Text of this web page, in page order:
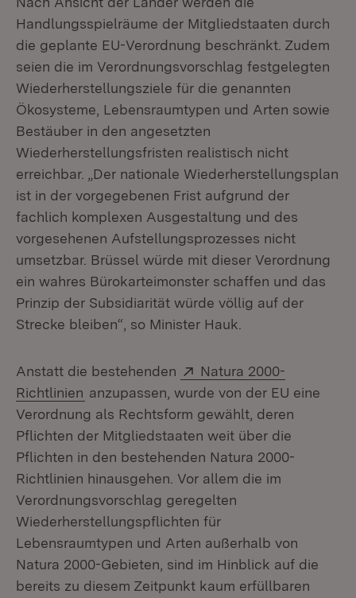
Handlungsspielräume der Mitgliedstaaten durch
die geplante EU-Verordnung beschränkt. Zudem
seien die im Verordnungsvorschlag festgelegten
Wiederherstellungsziele für die genannten
Ökosysteme, Lebensraumtypen und Arten sowie
Bestäuber in den angesetzten
Wiederherstellungsfristen realistisch nicht
erreichbar. „Der nationale Wiederherstellungsplan
ist in der vorgegebenen Frist aufgrund der
fachlich komplexen Ausgestaltung und des
vorgesehenen Aufstellungsprozesses nicht
umsetzbar. Brüssel würde mit dieser Verordnung
ein wahres Bürokarteimonster schaffen und das
Prinzip der Subsidiarität würde völlig auf der
Strecke bleiben“, so Minister Hauk.
Anstatt die bestehenden Extern:
Natura 2000-
Richtlinien (Öffnet in neuem Fenster)
anzupassen, wurde von der EU eine
Verordnung als Rechtsform gewählt, deren
Pflichten der Mitgliedstaaten weit über die
Pflichten in den bestehenden Natura 2000-
Richtlinien hinausgehen. Vor allem die im
Verordnungsvorschlag geregelten
Wiederherstellungspflichten für
Lebensraumtypen und Arten außerhalb von
Natura 2000-Gebieten, sind im Hinblick auf die
bereits zu diesem Zeitpunkt kaum erfüllbaren